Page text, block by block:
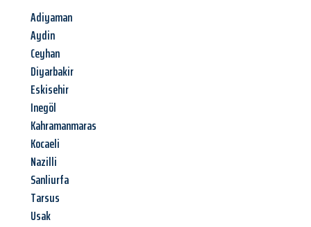
Adiyaman
Aydin
Ceyhan
Diyarbakir
Eskisehir
Inegöl
Kahramanmaras
Kocaeli
Nazilli
Sanliurfa
Tarsus
Usak